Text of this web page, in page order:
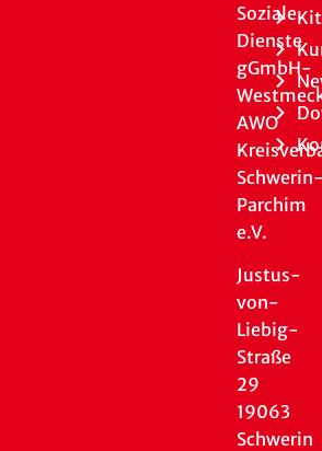
Soziale
Dienste
gGmbH-
AWO
Parchim
e.V.
Justus-
von-
Liebig-
Straße
29
19063
Schwerin